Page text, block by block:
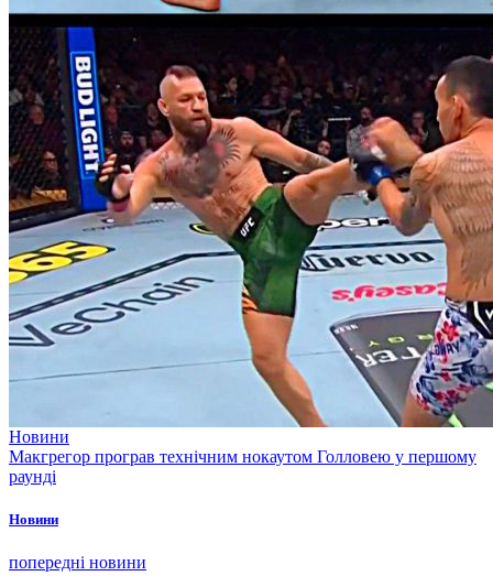
Новини
Макгрегор програв технічним нокаутом Голловею у першому
раунді
Новини
попередні новини